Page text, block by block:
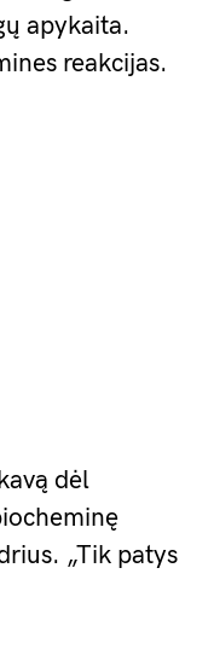
apykaita.
reakcijas.
dėl
„Tik patys